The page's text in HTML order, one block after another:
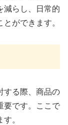
減らし、日常的
ができます。
する際、商品の
要です。ここで
。